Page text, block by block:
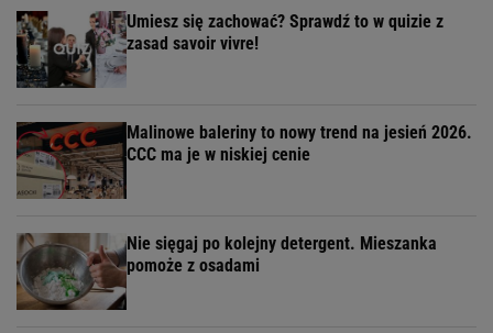
Umiesz się zachować? Sprawdź to w quizie z
zasad savoir vivre!
Malinowe baleriny to nowy trend na jesień 2026.
CCC ma je w niskiej cenie
Nie sięgaj po kolejny detergent. Mieszanka
pomoże z osadami